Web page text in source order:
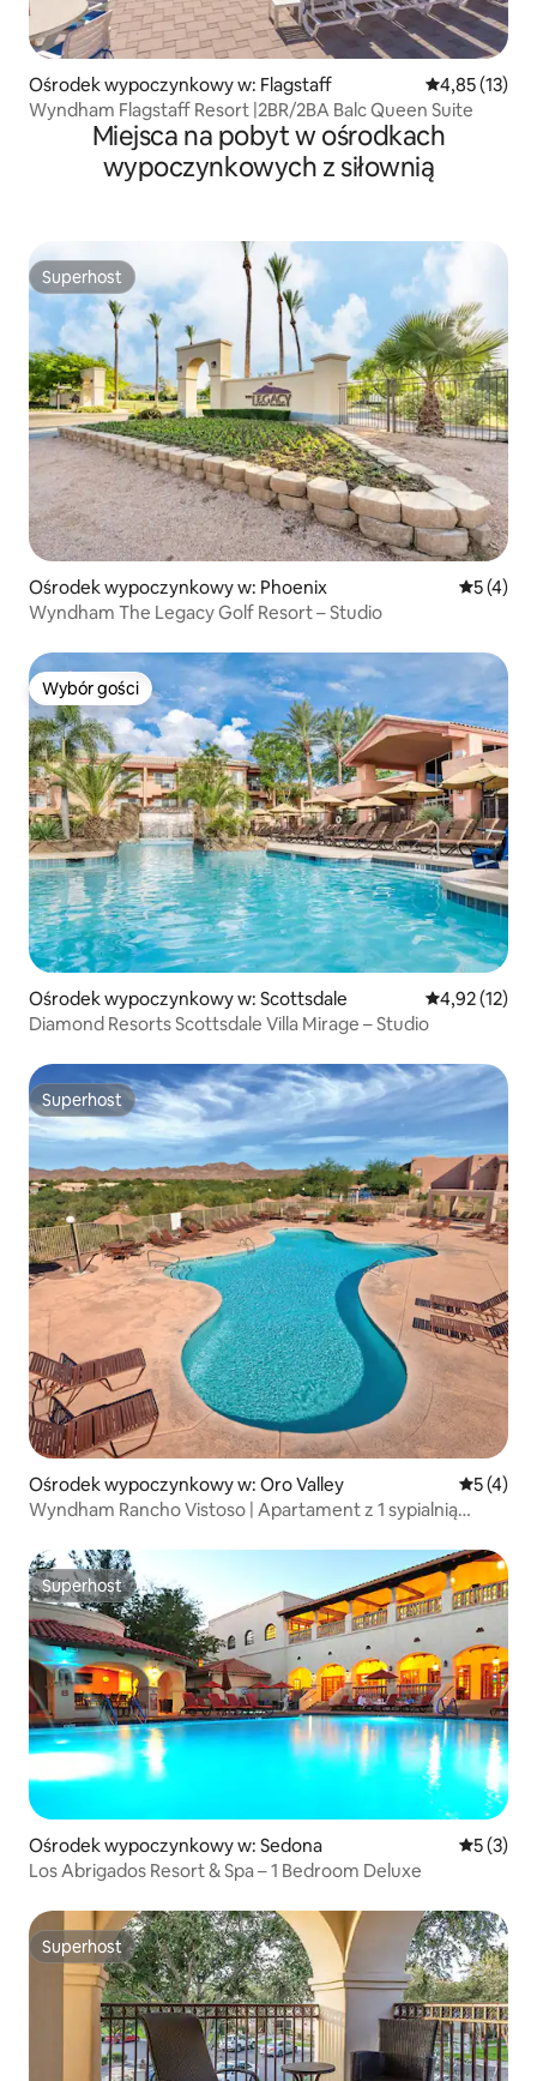
Ośrodek wypoczynkowy w: Flagstaff Średnia
4,85 (13)
Wyndham Flagstaff Resort |2BR/2BA Balc Queen Suite
Miejsca na pobyt w ośrodkach
wypoczynkowych z siłownią
Superhost
Superhost
Ośrodek wypoczynkowy w: Phoenix Średnia
5 (4)
Wyndham The Legacy Golf Resort – Studio
Wybór gości
Wybór gości
Ośrodek wypoczynkowy w: Scottsdale Średnia
4,92 (12)
Diamond Resorts Scottsdale Villa Mirage – Studio
Superhost
Superhost
Ośrodek wypoczynkowy w: Oro Valley Średnia
5 (4)
Wyndham Rancho Vistoso | Apartament z 1 sypialnią
Superhost
Superhost
Ośrodek wypoczynkowy w: Sedona Średnia
5 (3)
Los Abrigados Resort & Spa – 1 Bedroom Deluxe
Superhost
Superhost